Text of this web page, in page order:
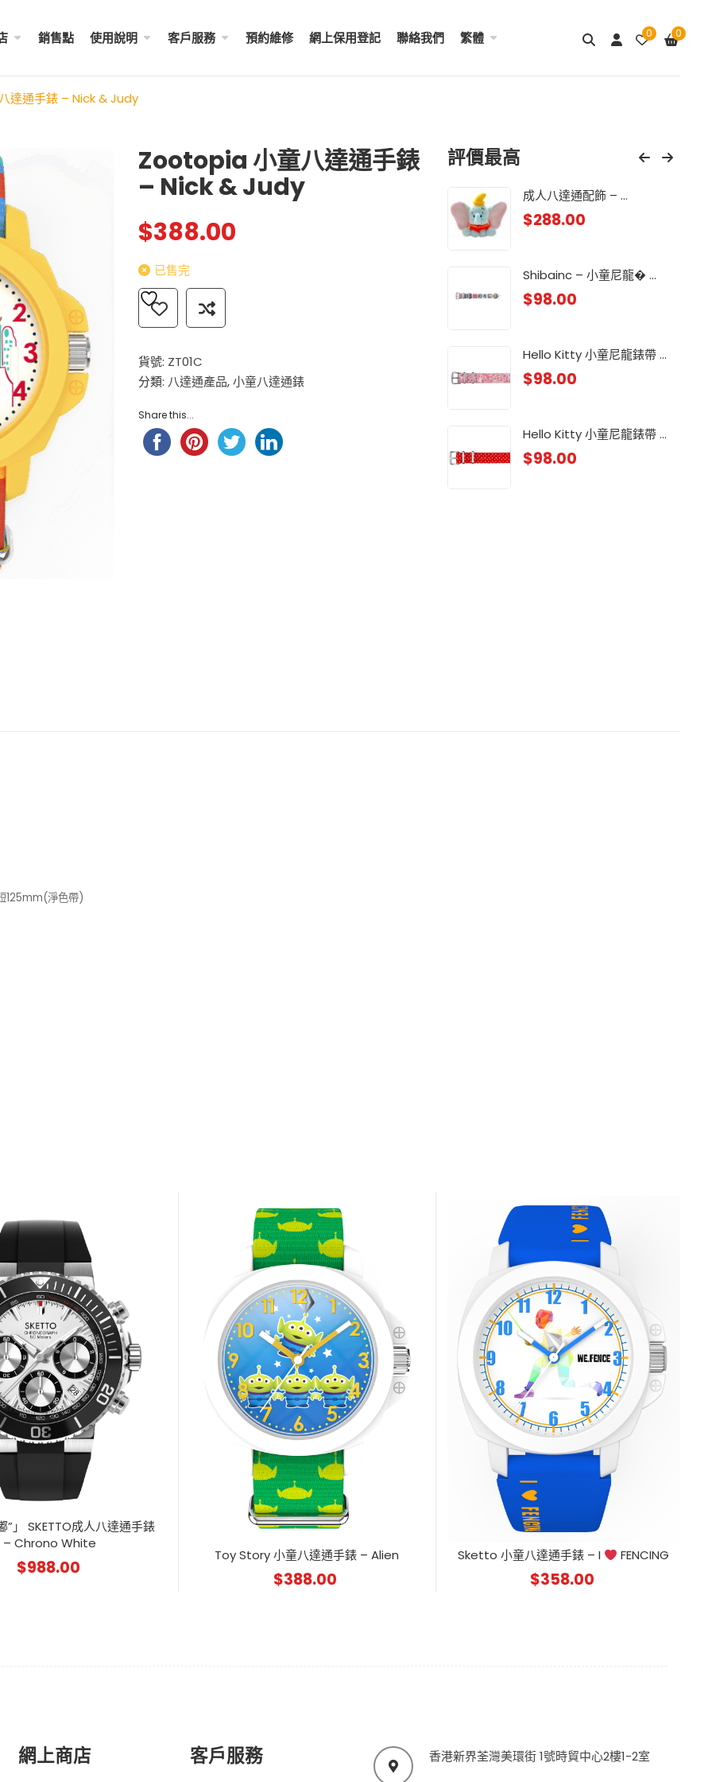
銷售點 使用說明 客戶服務 預約維修 網上保用登記 聯絡我們 繁體 0 0
達通手錶 – Nick & Judy
Zootopia 小童八達通手錶
– Nick & Judy
$388.00
已售完
貨號: ZT01C
分類: 八達通產品,小童八達通錶
Share this...
評價最高
Shibainc – 小童尼龍� ...
$98.00
Hello Kitty 小童尼龍錶帶 ...
$98.00
Hello Kitty 小童尼龍錶帶 ...
My Melody 小童尼龍錶帶 & ...
$98.00
小童尼龍錶帶 – 玫 ...
成人八達通配飾 – ...
$288.00
Shibainc – 小童尼龍� ...
$98.00
Hello Kitty 小童尼龍錶帶 ...
$98.00
Hello Kitty 小童尼龍錶帶 ...
$98.00
125mm(淨色帶)
”」 SKETTO成人八達通手錶
– Chrono White
$988.00
Toy Story 小童八達通手錶 – Alien
$388.00
Sketto 小童八達通手錶 – I FENCING
$358.00
網上商店 客戶服務 香港新界荃灣美環街 1號時貿中心2樓1-2室